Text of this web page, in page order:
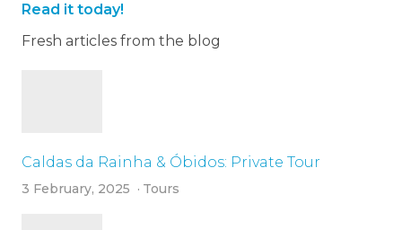
Read it today!
Fresh articles from the blog
Caldas da Rainha & Óbidos: Private Tour
3 February, 2025 Tours